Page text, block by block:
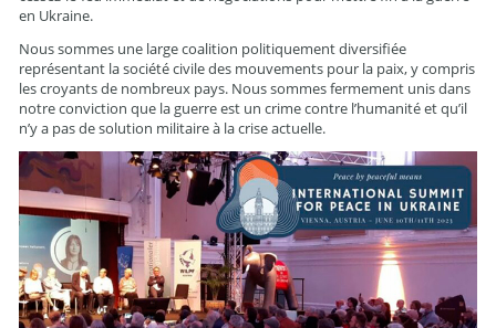
en Ukraine.
Nous sommes une large coalition politiquement diversifiée
représentant la société civile des mouvements pour la paix, y compris
les croyants de nombreux pays. Nous sommes fermement unis dans
notre conviction que la guerre est un crime contre l’humanité et qu’il
n’y a pas de solution militaire à la crise actuelle.